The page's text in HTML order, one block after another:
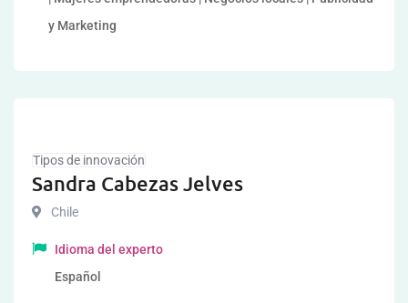
y Marketing
Tipos de innovación
Sandra Cabezas Jelves
Chile
Idioma del experto
Español